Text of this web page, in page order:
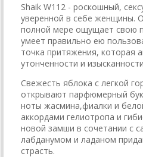
Shaik W112 - роскошный,
уверенной в себе женщины.
полной мере ощущает свою
умеет правильно ею
точка притяжения, которая
утонченности и
Свежесть яблока с легкой
открывают парфюмерный
ноты жасмина,фиалки и
аккордами гелиотропа и
новой замши в сочетании с
лабданумом и ладаном
страсть.